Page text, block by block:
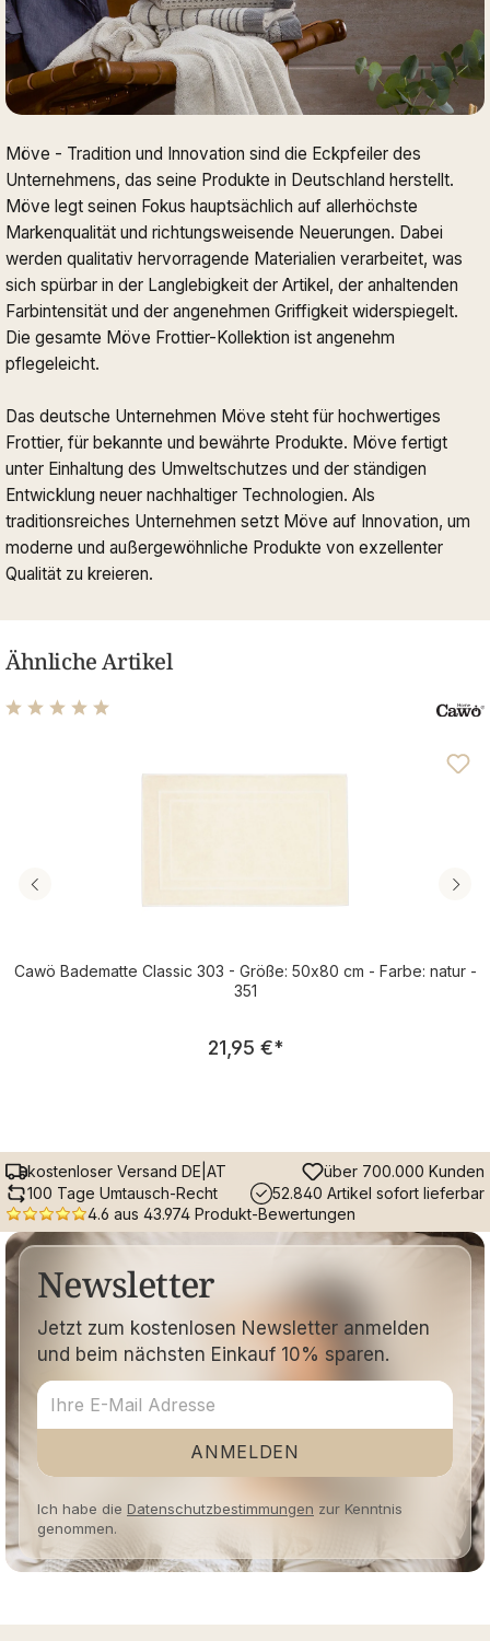
Möve - Tradition und Innovation sind die Eckpfeiler des
Unternehmens, das seine Produkte in Deutschland herstellt.
Möve legt seinen Fokus hauptsächlich auf allerhöchste
Markenqualität und richtungsweisende Neuerungen. Dabei
werden qualitativ hervorragende Materialien verarbeitet, was
sich spürbar in der Langlebigkeit der Artikel, der anhaltenden
Farbintensität und der angenehmen Griffigkeit widerspiegelt.
Die gesamte Möve Frottier-Kollektion ist angenehm
pflegeleicht.
Das deutsche Unternehmen Möve steht für hochwertiges
Frottier, für bekannte und bewährte Produkte. Möve fertigt
unter Einhaltung des Umweltschutzes und der ständigen
Entwicklung neuer nachhaltiger Technologien. Als
traditionsreiches Unternehmen setzt Möve auf Innovation, um
moderne und außergewöhnliche Produkte von exzellenter
Qualität zu kreieren.
Ähnliche Artikel
Cawö Badematte Classic 303 - Größe: 50x80 cm - Farbe: natur -
351
Regulärer Preis:
21,95 €*
kostenloser Versand DE|AT
über 700.000 Kunden
100 Tage Umtausch-Recht
52.840 Artikel sofort lieferbar
4.6 aus 43.974 Produkt-Bewertungen
Newsletter
Jetzt zum kostenlosen Newsletter anmelden
und beim nächsten Einkauf 10% sparen.
ANMELDEN
Ich habe die Datenschutzbestimmungen zur Kenntnis
genommen.